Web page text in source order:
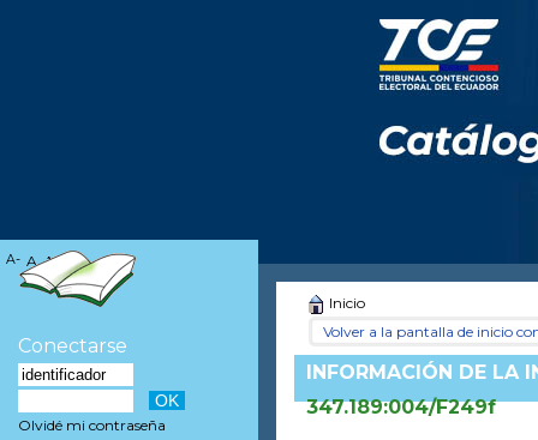
Inicio
Volver a la pantalla de inicio
INFORMACIÓN DE LA
347.189:004/F249f
A- A A+
Conectarse
Olvidé mi contraseña